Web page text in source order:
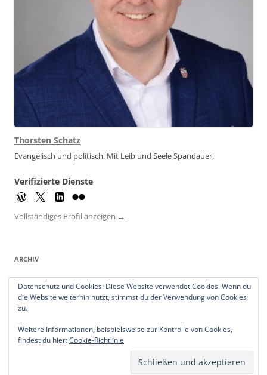
Thorsten Schatz
Evangelisch und politisch. Mit Leib und Seele Spandauer.
Verifizierte Dienste
Vollständiges Profil anzeigen →
ARCHIV
Archiv
Stolz präsentiert von WordPress
Datenschutz und Cookies: Diese Website verwendet Cookies. Wenn du
die Website weiterhin nutzt, stimmst du der Verwendung von Cookies
zu.
Weitere Informationen, beispielsweise zur Kontrolle von Cookies,
findest du hier:Cookie-Richtlinie